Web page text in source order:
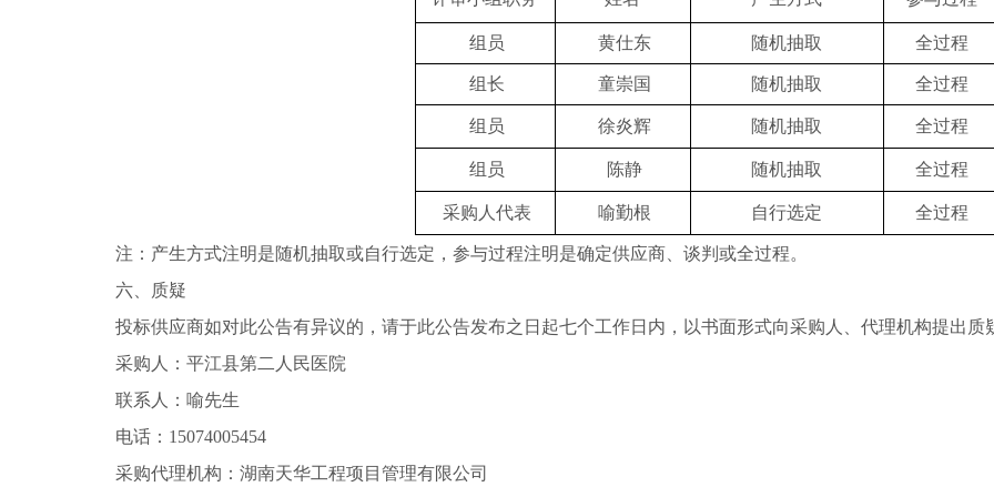
组员 黄仕东 随机抽取 全过程
组长 童崇国 随机抽取 全过程
组员 徐炎辉 随机抽取 全过程
组员 陈静 随机抽取 全过程
采购人代表 喻勤根 自行选定 全过程
注：产生方式注明是随机抽取或自行选定，参与过程注明是确定供应商、谈判或全过程。
六、质疑
投标供应商如对此公告有异议的，请于此公告发布之日起七个工作日内，以书面形式向采购人、代理机构提出质
采购人：平江县第二人民医院
联系人：喻先生
电话： 15074005454
采购代理机构：湖南天华工程项目管理有限公司